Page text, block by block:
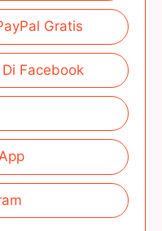
Gratis
Facebook